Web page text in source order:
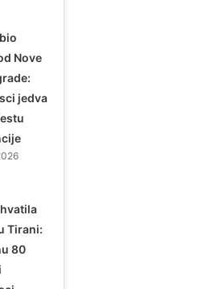
Nove
jedva
Tirani:
80